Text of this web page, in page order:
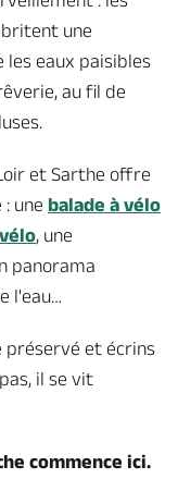
une
eaux paisibles
au fil de
et Sarthe offre
une balade à vélo
, une
panorama
l'eau…
et écrins
il se vit
commence ici.